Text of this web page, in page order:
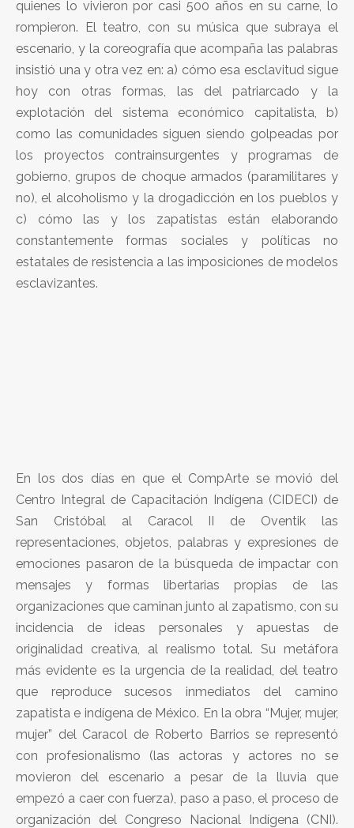
quienes lo vivieron por casi 500 años en su carne, lo
rompieron. El teatro, con su música que subraya el
escenario, y la coreografía que acompaña las palabras
insistió una y otra vez en: a) cómo esa esclavitud sigue
hoy con otras formas, las del patriarcado y la
explotación del sistema económico capitalista, b)
como las comunidades siguen siendo golpeadas por
los proyectos contrainsurgentes y programas de
gobierno, grupos de choque armados (paramilitares y
no), el alcoholismo y la drogadicción en los pueblos y
c) cómo las y los zapatistas están elaborando
constantemente formas sociales y políticas no
estatales de resistencia a las imposiciones de modelos
esclavizantes.
En los dos días en que el CompArte se movió del
Centro Integral de Capacitación Indígena (CIDECI) de
San Cristóbal al Caracol II de Oventik las
representaciones, objetos, palabras y expresiones de
emociones pasaron de la búsqueda de impactar con
mensajes y formas libertarias propias de las
organizaciones que caminan junto al zapatismo, con su
incidencia de ideas personales y apuestas de
originalidad creativa, al realismo total. Su metáfora
más evidente es la urgencia de la realidad, del teatro
que reproduce sucesos inmediatos del camino
zapatista e indígena de México. En la obra “Mujer, mujer,
mujer” del Caracol de Roberto Barrios se representó
con profesionalismo (las actoras y actores no se
movieron del escenario a pesar de la lluvia que
empezó a caer con fuerza), paso a paso, el proceso de
organización del Congreso Nacional Indígena (CNI).